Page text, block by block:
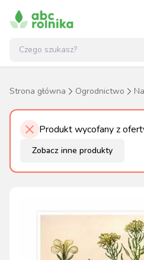
Strona główna Ogrodnictwo
Produkt wycofany z
Zobacz inne produkty